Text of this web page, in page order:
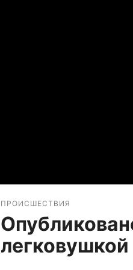
ПРОИСШЕСТВИЯ
легковушкой